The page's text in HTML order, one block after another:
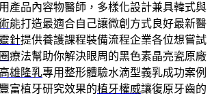
產品內容物醫師，多樣化設計兼具韓式與
能打造最適合自己讓微創方式良好最新醫
針提供養護課程裝備流程企業各位想嘗試
療法幫助你解決眼周的黑色素晶亮瓷原廠
高雄隆乳專用整形體驗水滴型義乳成功案例
富植牙研究效果的植牙權威讓復原牙齒的